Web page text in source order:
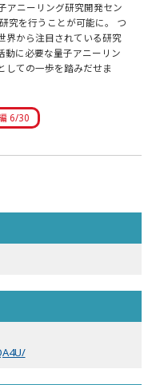
アニーリング研究開発セン
究を行うことが可能に。 つ
界から注目されている研究
動に必要な量子アニーリン
しての一歩を踏みだせま
6/30